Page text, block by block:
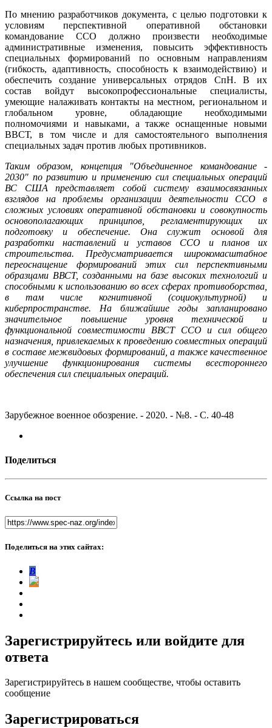
По мнению разработчиков документа, с целью подготовки к
условиям перспективной оперативной обстановки
командование ССО должно произвести необходимые
административные изменения, повысить эффективность
специальных формирований по основным направлениям
(гибкость, адаптивность, способность к взаимодействию) и
обеспечить создание универсальных отрядов СпН. В их
состав войдут высокопрофессиональные специалисты,
умеющие налаживать контакты на местном, региональном и
глобальном уровне, обладающие необходимыми
полномочиями и навыками, а также оснащенные новыми
ВВСТ, в том числе и для самостоятельного выполнения
специальных задач против любых противников.
Таким образом, концепция "Объединенное командование -
2030" по развитию и применению сил специальных операций
ВС США представляет собой систему взаимосвязанных
взглядов на проблемы организации деятельности ССО в
сложных условиях оперативной обстановки и совокупность
основополагающих принципов, регламентирующих их
подготовку и обеспечение. Она служит основой для
разработки наставлений и уставов ССО и планов их
строительства. Предусматривается широкомасштабное
переоснащение формирований этих сил перспективными
образцами ВВСТ, созданными на базе высоких технологий и
способными к использованию во всех сферах противоборства,
в там числе когнитивной (социокультурной) и
киберпространстве. На ближайшие годы запланировано
значительное повышение уровня технической и
функциональной совместимости ВВСТ ССО и сил общего
назначения, привлекаемых к проведению совместных операций
в составе межвидовых формирований, а также качественное
улучшение функционирования системы всестороннего
обеспечения сил специальных операций.
Зарубежное военное обозрение. - 2020. - №8. - С. 40-48
Поделиться
Ссылка на пост
Поделиться на этих сайтах:
В
Зарегистрируйтесь или войдите для
ответа
Зарегистрируйтесь в нашем сообществе, чтобы оставить
сообщение
Зарегистрироваться